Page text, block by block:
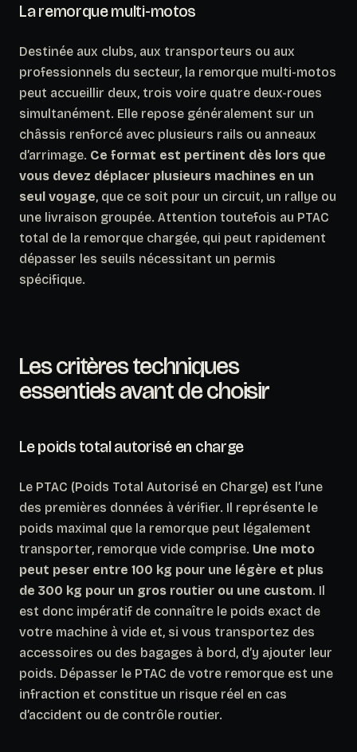
La remorque multi-motos
Destinée aux clubs, aux transporteurs ou aux
professionnels du secteur, la remorque multi-motos
peut accueillir deux, trois voire quatre deux-roues
simultanément. Elle repose généralement sur un
châssis renforcé avec plusieurs rails ou anneaux
d’arrimage. Ce format est pertinent dès lors que
vous devez déplacer plusieurs machines en un
seul voyage, que ce soit pour un circuit, un rallye ou
une livraison groupée. Attention toutefois au PTAC
total de la remorque chargée, qui peut rapidement
dépasser les seuils nécessitant un permis
spécifique.
Les critères techniques
essentiels avant de choisir
Le poids total autorisé en charge
Le PTAC (Poids Total Autorisé en Charge) est l’une
des premières données à vérifier. Il représente le
poids maximal que la remorque peut légalement
transporter, remorque vide comprise. Une moto
peut peser entre 100 kg pour une légère et plus
de 300 kg pour un gros routier ou une custom. Il
est donc impératif de connaître le poids exact de
votre machine à vide et, si vous transportez des
accessoires ou des bagages à bord, d’y ajouter leur
poids. Dépasser le PTAC de votre remorque est une
infraction et constitue un risque réel en cas
d’accident ou de contrôle routier.